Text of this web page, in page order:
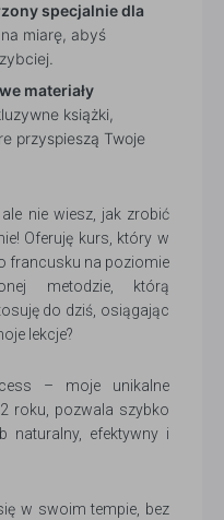
specjalnie dla
miarę, abyś
materiały
książki,
przyspieszą Twoje
nie wiesz, jak zrobić
Oferuję kurs, który w
francusku na poziomie
metodzie, którą
do dziś, osiągając
lekcje?
– moje unikalne
roku, pozwala szybko
naturalny, efektywny i
w swoim tempie, bez